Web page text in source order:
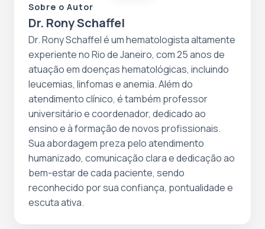
Sobre o Autor
Dr. Rony Schaffel
Dr. Rony Schaffel é um hematologista altamente
experiente no Rio de Janeiro, com 25 anos de
atuação em doenças hematológicas, incluindo
leucemias, linfomas e anemia. Além do
atendimento clínico, é também professor
universitário e coordenador, dedicado ao
ensino e à formação de novos profissionais.
Sua abordagem preza pelo atendimento
humanizado, comunicação clara e dedicação ao
bem-estar de cada paciente, sendo
reconhecido por sua confiança, pontualidade e
escuta ativa.